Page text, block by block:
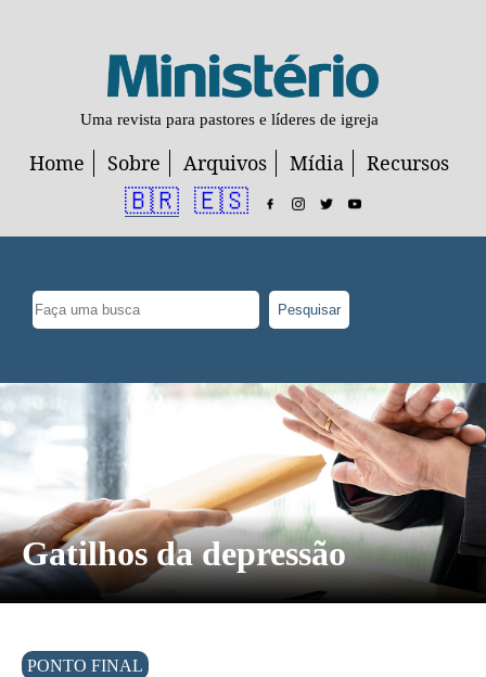
Uma revista para pastores e líderes de igreja
Home Sobre Arquivos Mídia Recursos
🇧🇷 🇪🇸
Pesquisar
Gatilhos da depressão
PONTO FINAL